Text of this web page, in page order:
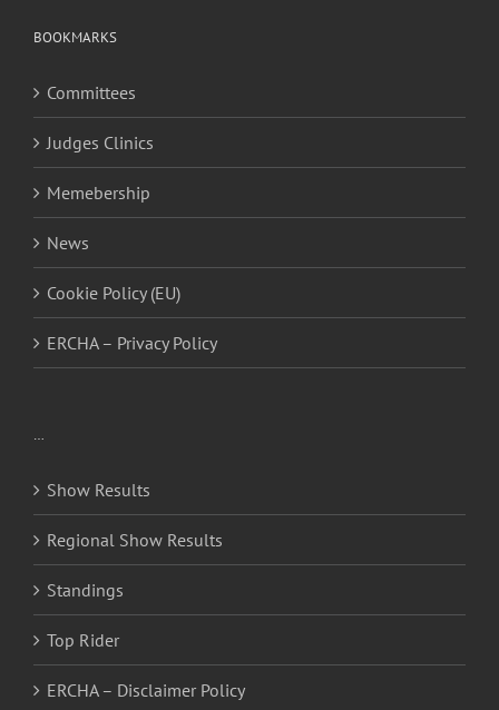
BOOKMARKS
Committees
Judges Clinics
Memebership
News
Cookie Policy (EU)
ERCHA – Privacy Policy
…
Show Results
Regional Show Results
Standings
Top Rider
ERCHA – Disclaimer Policy